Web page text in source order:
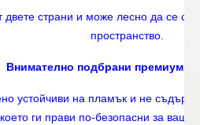
двете страни и може лесно да се
пространство.
Внимателно подбрани премиум
устойчиви на пламък и не
което ги прави по-безопасни за